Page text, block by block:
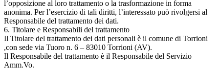
l’opposizione al loro trattamento o la trasformazione in forma
anonima. Per l’esercizio di tali diritti, l’interessato può rivolgersi al
Responsabile del trattamento dei dati.
6. Titolare e Responsabili del trattamento
Il Titolare del trattamento dei dati personali è il comune di Torrioni
,con sede via Tuoro n. 6 – 83010 Torrioni (AV).
Il Responsabile del trattamento è il Responsabile del Servizio
Amm.Vo.